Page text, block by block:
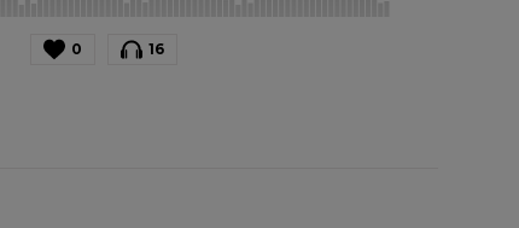
0 16